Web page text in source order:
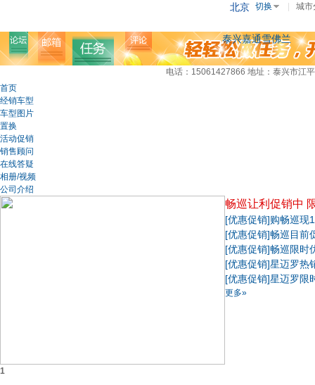
北京 切换 城市
泰兴嘉通雪佛兰
电话：15061427866 地址：泰兴市江
首页
经销车型
车型图片
置换
活动促销
销售顾问
在线答疑
相册/视频
公司介绍
1
畅巡让利促销中
[优惠促销]购畅巡现
[优惠促销]畅巡目前
[优惠促销]畅巡限时
[优惠促销]星迈罗热
[优惠促销]星迈罗限
更多»